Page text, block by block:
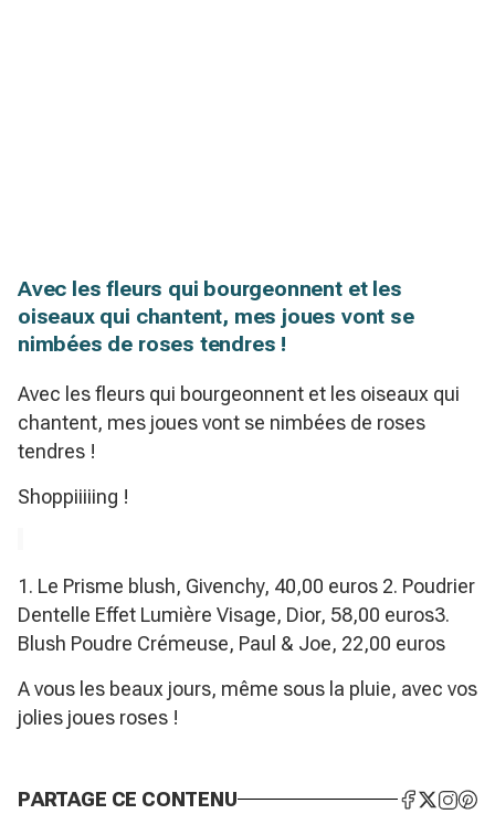
Avec les fleurs qui bourgeonnent et les
oiseaux qui chantent, mes joues vont se
nimbées de roses tendres !
Avec les fleurs qui bourgeonnent et les oiseaux qui
chantent, mes joues vont se nimbées de roses
tendres !
Shoppiiiiing !
1. Le Prisme blush, Givenchy, 40,00 euros 2. Poudrier
Dentelle Effet Lumière Visage, Dior, 58,00 euros3.
Blush Poudre Crémeuse, Paul & Joe, 22,00 euros
A vous les beaux jours, même sous la pluie, avec vos
jolies joues roses !
PARTAGE CE CONTENU